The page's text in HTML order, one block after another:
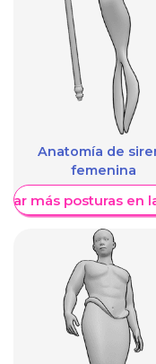
Anatomía de
femenina
más posturas en